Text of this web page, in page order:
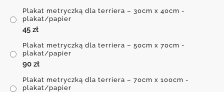
Plakat metryczką dla terriera – 30cm x 40cm -
plakat/papier
45 zł
Plakat metryczką dla terriera – 50cm x 70cm -
plakat/papier
90 zł
Plakat metryczką dla terriera – 70cm x 100cm -
plakat/papier